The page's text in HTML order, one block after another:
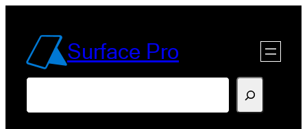
содержимомуSurface Pro